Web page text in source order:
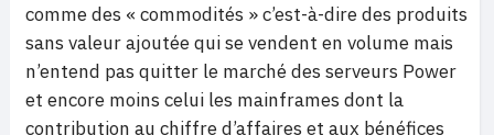
comme des « commodités » c’est-à-dire des produits
sans valeur ajoutée qui se vendent en volume mais
n’entend pas quitter le marché des serveurs Power
et encore moins celui les mainframes dont la
contribution au chiffre d’affaires et aux bénéfices